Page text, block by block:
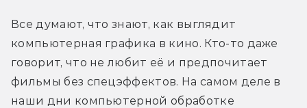
Все думают, что знают, как выглядит
компьютерная графика в кино. Кто-то даже
говорит, что не любит её и предпочитает
фильмы без спецэффектов. На самом деле в
наши дни компьютерной обработке